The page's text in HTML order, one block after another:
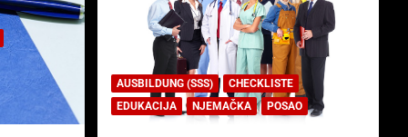
AUSBILDUNG (SSS)
CHECKLISTE
EDUKACIJA
NJEMAČKA POSAO